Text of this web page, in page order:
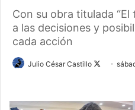
Con su obra titulada
a las decisiones y
cada acción
Julio César Castillo
Follow